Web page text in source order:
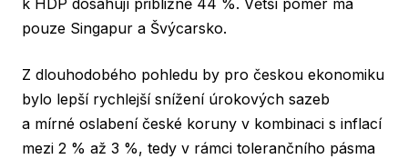
pouze Singapur a Švýcarsko.
Z dlouhodobého pohledu by pro českou ekonomiku
bylo lepší rychlejší snížení úrokových sazeb
a mírné oslabení české koruny v kombinaci s inflací
mezi 2 % až 3 %, tedy v rámci tolerančního pásma